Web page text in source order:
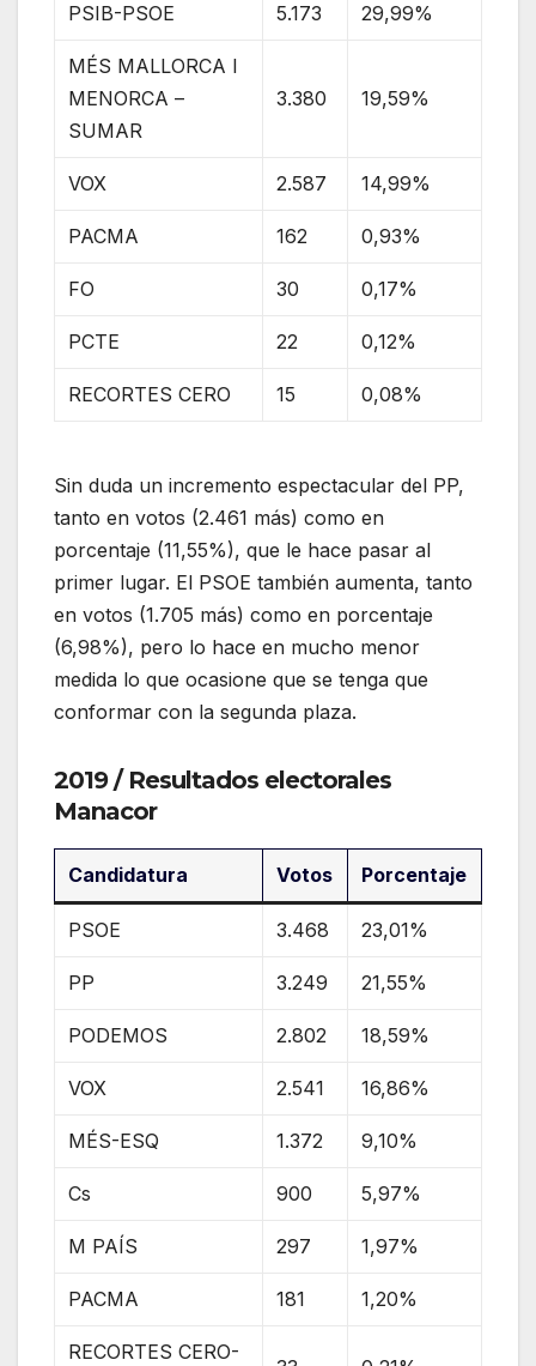
PSIB-PSOE 5.173 29,99%
MÉS MALLORCA I
MENORCA –
SUMAR
3.380 19,59%
VOX 2.587 14,99%
PACMA 162 0,93%
FO 30 0,17%
PCTE 22 0,12%
RECORTES CERO 15 0,08%
Sin duda un incremento espectacular del PP,
tanto en votos (2.461 más) como en
porcentaje (11,55%), que le hace pasar al
primer lugar. El PSOE también aumenta, tanto
en votos (1.705 más) como en porcentaje
(6,98%), pero lo hace en mucho menor
medida lo que ocasione que se tenga que
conformar con la segunda plaza.
2019 / Resultados electorales
Manacor
Candidatura Votos Porcentaje
PSOE 3.468 23,01%
PP 3.249 21,55%
PODEMOS 2.802 18,59%
VOX 2.541 16,86%
MÉS-ESQ 1.372 9,10%
Cs 900 5,97%
M PAÍS 297 1,97%
PACMA 181 1,20%
RECORTES CERO-